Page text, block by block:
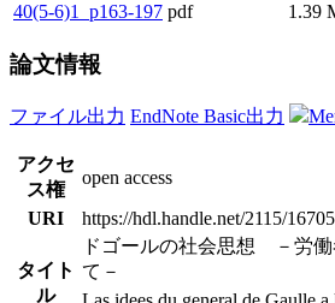
40(5-6)1_p163-197 pdf 1.39
論文情報
ファイル出力 EndNote Basic出力
アクセ
ス権
open access
URI
https://hdl.handle.net/2115/16705
タイト
ル
ドゴールの社会思想 －労
て－